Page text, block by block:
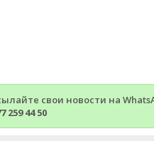
свои новости на
259 44 50